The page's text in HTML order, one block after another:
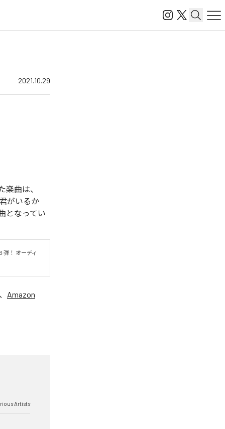
2021.10.29
楽曲は、
君がいるか
曲となってい
弾！ オーディ
、 Amazon
Artists